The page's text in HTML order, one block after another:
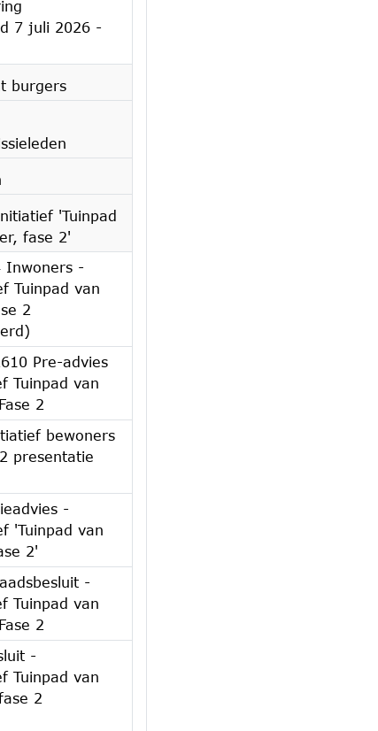
7 juli 2026 -
burgers
'Tuinpad
fase 2'
Inwoners -
Tuinpad van
2
Pre-advies
Tuinpad van
2
bewoners
presentatie
-
'Tuinpad van
2'
-
Tuinpad van
2
-
Tuinpad van
2